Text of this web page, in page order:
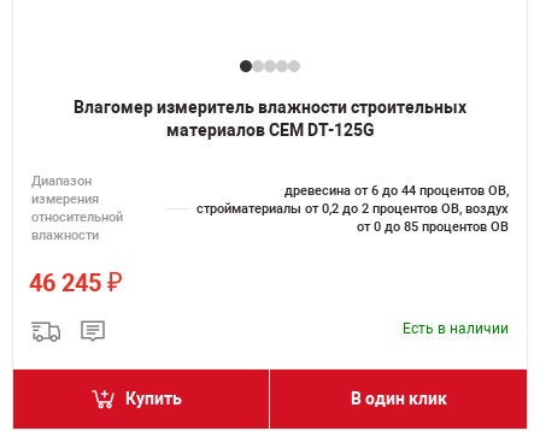
Влагомер измеритель влажности строительных
материалов CEM DT-125G
Диапазон
измерения
относительной
влажности
древесина от 6 до 44 процентов ОВ,
стройматериалы от 0,2 до 2 процентов ОВ, воздух
от 0 до 85 процентов ОВ
46 245 ₽
Есть в наличии
Купить В один клик